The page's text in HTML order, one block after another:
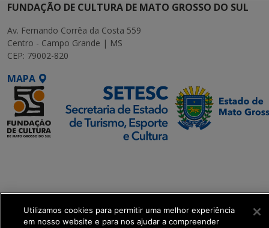
FUNDAÇÃO DE CULTURA DE MATO GROSSO DO SUL
Av. Fernando Corrêa da Costa 559
Centro - Campo Grande | MS
CEP: 79002-820
MAPA
get_footer();
Utilizamos cookies para permitir uma melhor experiência
em nosso website e para nos ajudar a compreender